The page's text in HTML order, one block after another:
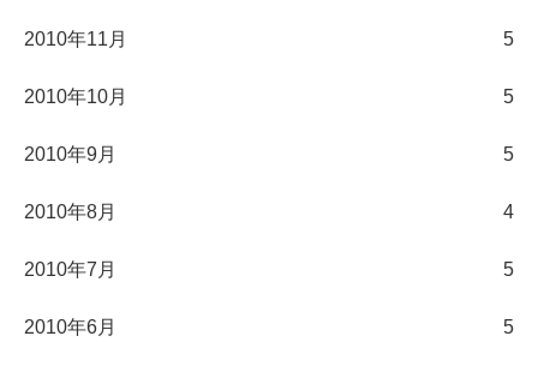
2010年11月 5
2010年10月 5
2010年9月 5
2010年8月 4
2010年7月 5
2010年6月 5